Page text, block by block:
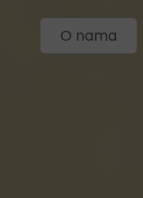
O nama
O nama